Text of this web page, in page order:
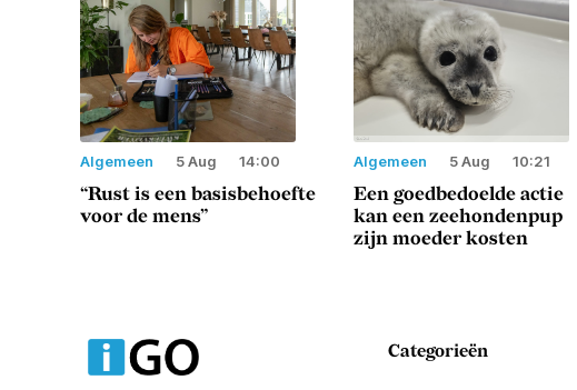
Algemeen 5 Aug 14:00
“Rust is een basisbehoefte
voor de mens”
Algemeen 5 Aug 10:21
Een goedbedoelde actie
kan een zeehondenpup
zijn moeder kosten
Categorieën